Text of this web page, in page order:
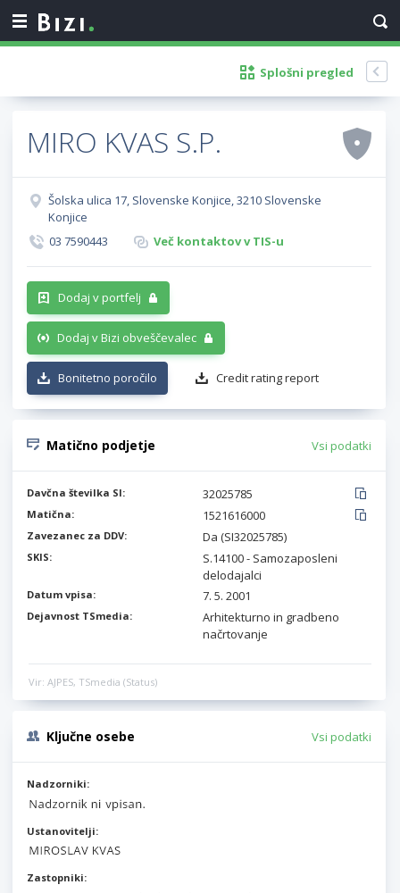
Splošni pregled
MIRO KVAS S.P.
Šolska ulica 17, Slovenske Konjice, 3210 Slovenske
Konjice
03 7590443
Več kontaktov v TIS-u
Dodaj v portfelj
Dodaj v Bizi obveščevalec
Bonitetno poročilo Credit rating report
Matično podjetje Vsi podatki
Davčna številka SI: 32025785
Matična: 1521616000
Zavezanec za DDV: Da (SI32025785)
SKIS:
S.14100 - Samozaposleni
delodajalci
Datum vpisa: 7. 5. 2001
Dejavnost TSmedia:
Arhitekturno in gradbeno
načrtovanje
Vir: AJPES, TSmedia (Status)
Ključne osebe Vsi podatki
Nadzorniki:
Ustanovitelji:
Zastopniki: